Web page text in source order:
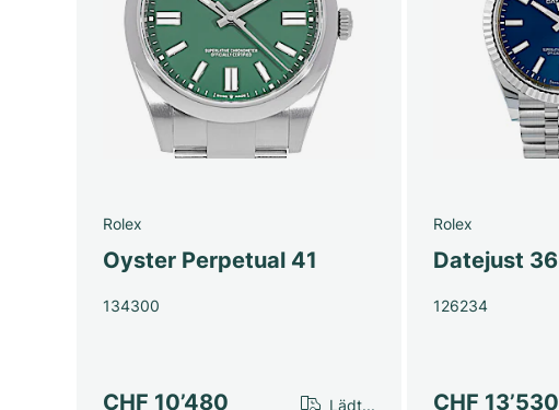
Rolex
Oyster Perpetual 41
134300
CHF 10’480 Lädt...
Rolex
Datejust 36
126234
CHF 13’530